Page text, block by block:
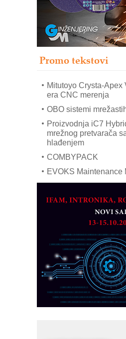
Promo tekstovi
Trajna oznaka kao
Bezbednost na prvom
IB BLUMENAUER -
poverenja u industriji
Art Utopia Studio –
Mitutoyo Crysta-Apex
era CNC merenja
OBO sistemi
Proizvodnja iC7
mrežnog pretvarača
hlađenjem
COMBYPACK
EVOKS Maintenance
na viši nivo
Detekcija različitih
MAREX - Lim i
rešenja
Marcom-plast d.o.o.-
partner
CTO - Prilagodite
obradu!
Razvoj
PLC AKYTEC